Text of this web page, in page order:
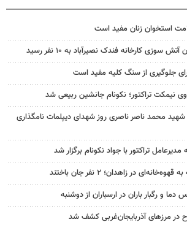
استخوان زنان مفید است
سوزی کارخانه فندک نصیرآباد به ۱۰ نفر رسید
برای جلوگیری از سنگ کلیه مفید است
نیمکت تراکتور؛ نکونام جانشین ربیعی شد
محمد ناصر ناصری روز شهدای دیپلمات نامگذاری
تراکتور با جواد نکونام برگزار شد
در زاهدان؛ ۲ نفر جان باختند
و رگبار باران در ارسباران از دوشنبه